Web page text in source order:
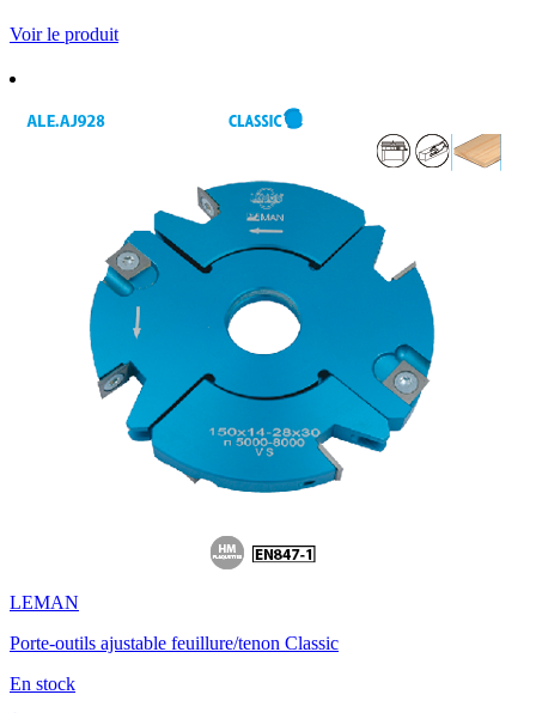
Voir le produit
LEMAN
Porte-outils ajustable feuillure/tenon Classic
En stock